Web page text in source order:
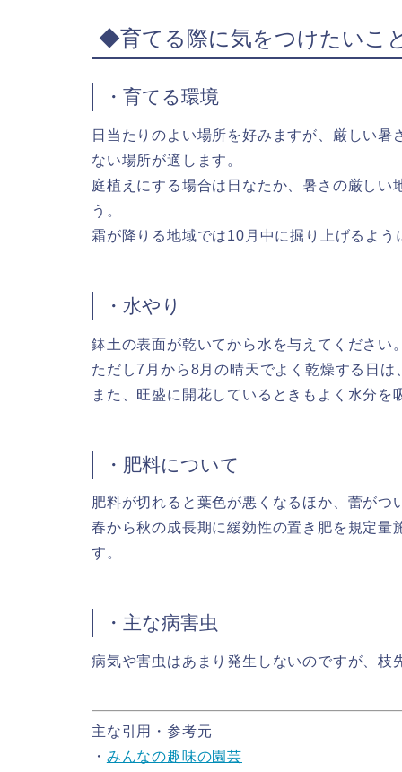
◆育てる際に気をつけたいこ
・育てる環境
日当たりのよい場所を好みますが、厳しい
ない場所が適します。
庭植えにする場合は日なたか、暑さの厳し
う。
霜が降りる地域では10月中に掘り上げるよう
・水やり
鉢土の表面が乾いてから水を与えてください
ただし7月から8月の晴天でよく乾燥する日は
また、旺盛に開花しているときもよく水分
・肥料について
肥料が切れると葉色が悪くなるほか、蕾がつ
春から秋の成長期に緩効性の置き肥を規定
す。
・主な病害虫
病気や害虫はあまり発生しないのですが、
主な引用・参考元
・ みんなの趣味の園芸